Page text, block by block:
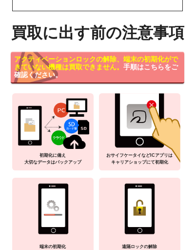
買取に出す前の注意事項
アクティベーションロックの解除、端末の初期化がで
きていない機種は買取できません。 手順はこちらをご
確認ください。
初期化に備え
大切なデータはバックアップ
おサイフケータイなどICアプリは
キャリアショップにて初期化
端末の初期化 遠隔ロックの解除